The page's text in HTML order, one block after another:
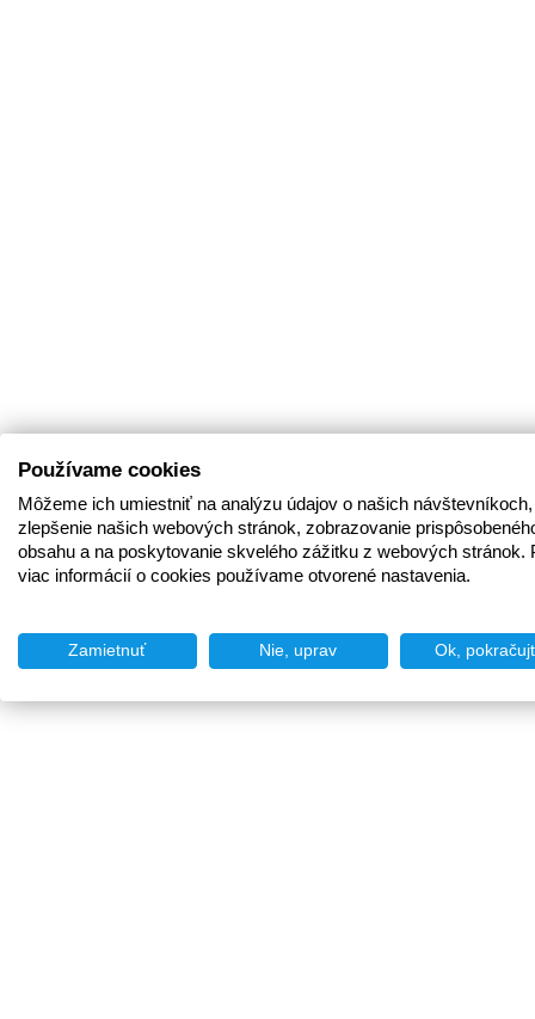
Používame cookies
Môžeme ich umiestniť na analýzu údajov o našich
zlepšenie našich webových stránok, zobrazovanie
obsahu a na poskytovanie skvelého zážitku z webových stránok.
viac informácií o cookies používame otvorené nastavenia.
Zamietnuť Nie, uprav Ok,